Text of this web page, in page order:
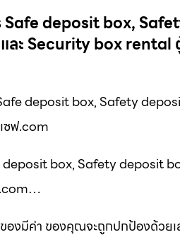
Safe deposit box,
ะ Security box rental
deposit box, Safety
ซฟ.com
deposit box, Safety deposit
งมีค่า ของคุณจะถูกปกป้องด้วยเ